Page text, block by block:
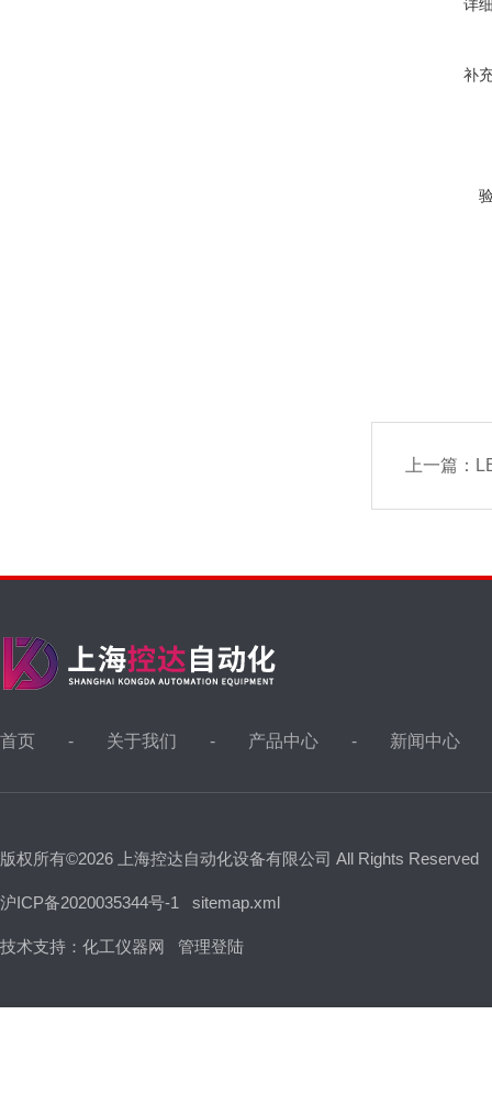
详
补
上一篇：
首页 关于我们 产品中心 新闻中心
版权所有©2026 上海控达自动化设备有限公司 All Rights Reserved
沪ICP备2020035344号-1 sitemap.xml
技术支持： 化工仪器网 管理登陆